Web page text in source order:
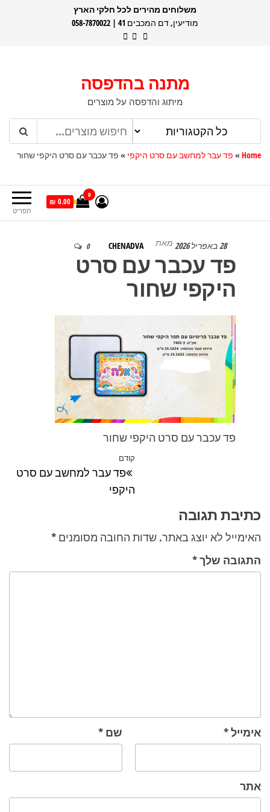
משלוחים מהירים לכל חלקי הארץ
מודיעין, דם המכבים 41 | 058-7870022
מתנה בהדפסה
מיתוג והדפסה על מוצרים
Home
» פד עבר למחשב עם סרט היקפי » פד עכבר עם סרט היקפי שחור
תפריט
0
0.00 ₪
28 באפריל 2026 מאת CHENADVA
0
פד עכבר עם סרט
היקפי שחור
פד עכבר עם סרט היקפי שחור
הפוסט
הקודם
קודם
פד עבר למחשב עם סרט
היקפי
כתיבת תגובה
האימייל לא יוצג באתר. שדות החובה מסומנים *
התגובה שלך*
שם * אימייל*
אתר